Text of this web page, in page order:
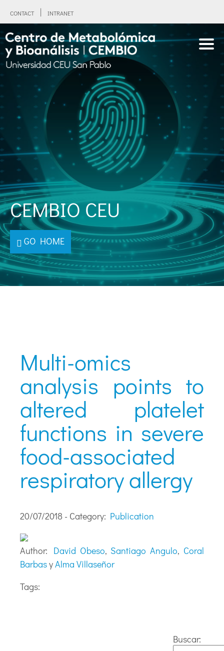
CONTACT INTRANET
CEMBIO CEU
GO HOME
Multi-omics
analysis points to
altered platelet
functions in severe
food-associated
respiratory allergy
20/07/2018 - Category: Publication
Author: David Obeso, Santiago Angulo, Coral
BarbasyAlma Villaseñor
Tags:
Buscar: